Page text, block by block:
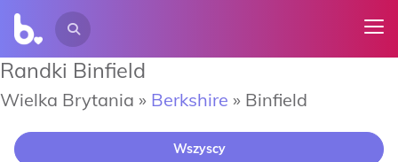
Randki Binfield
Wielka Brytania » Berkshire » Binfield
Wszyscy